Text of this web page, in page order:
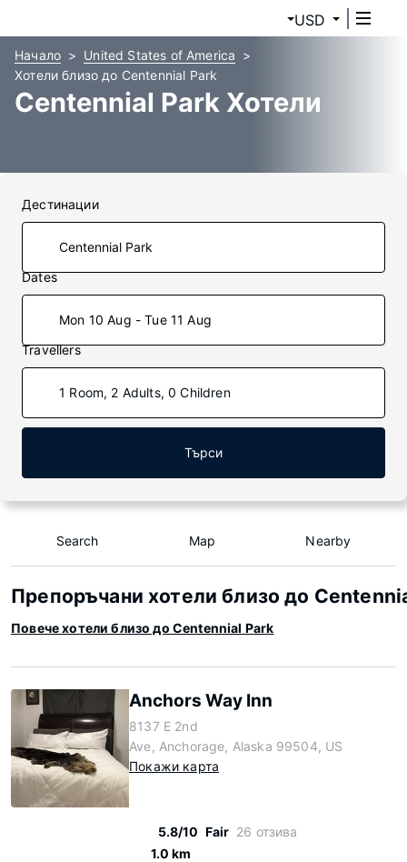
USD
Начало
United States of America
Хотели близо до Centennial Park
Centennial Park Хотели
Дестинации
Dates
Mon 10 Aug - Tue 11 Aug
Travellers
1 Room, 2 Adults, 0 Children
Търси
Search Map Nearby
Препоръчани хотели близо до
Повече хотели близо до Centennial Park
Anchors Way Inn
8137 E 2nd
Ave, Anchorage, Alaska 99504, US
Покажи карта
5.8/10 Fair 26 отзива
1.0 km